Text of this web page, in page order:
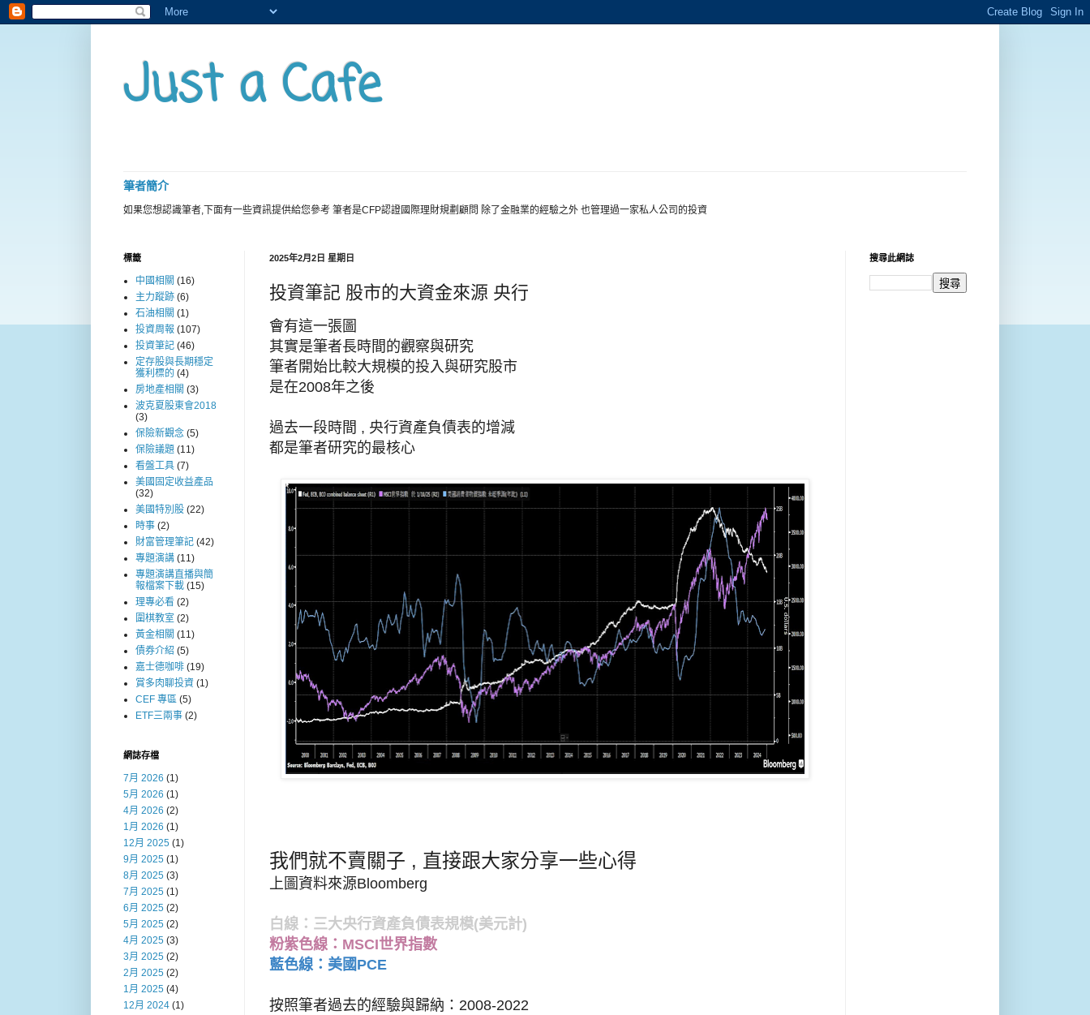
Just a Cafe
筆者簡介
如果您想認識筆者,下面有一些資訊提供給您參考 筆者是CFP認證國際理財規劃顧問 除了金融業的經驗之外 也管理過一家私人公司的投資
2025年2月2日 星期日
投資筆記 股市的大資金來源 央行
會有這一張圖
其實是筆者長時間的觀察與研究
筆者開始比較大規模的投入與研究股市
是在2008年之後
過去一段時間 , 央行資產負債表的增減
都是筆者研究的最核心
我們就不賣關子 , 直接跟大家分享一些心得
上圖資料來源Bloomberg
白線：三大央行資產負債表規模(美元計)
粉紫色線：MSCI世界指數
藍色線：美國PCE
按照筆者過去的經驗與歸納：2008-2022
標籤
中國相關 (16)
主力蹤跡 (6)
石油相關 (1)
投資周報 (107)
投資筆記 (46)
定存股與長期穩定
獲利標的 (4)
房地產相關 (3)
波克夏股東會2018
(3)
保險新觀念 (5)
保險議題 (11)
看盤工具 (7)
美國固定收益產品
(32)
美國特別股 (22)
時事 (2)
財富管理筆記 (42)
專題演講 (11)
專題演講直播與簡
報檔案下載 (15)
理專必看 (2)
圍棋教室 (2)
黃金相關 (11)
債券介紹 (5)
嘉士德咖啡 (19)
賞多肉聊投資 (1)
CEF 專區 (5)
ETF三兩事 (2)
網誌存檔
7月 2026 (1)
5月 2026 (1)
4月 2026 (2)
1月 2026 (1)
12月 2025 (1)
9月 2025 (1)
8月 2025 (3)
7月 2025 (1)
6月 2025 (2)
5月 2025 (2)
4月 2025 (3)
3月 2025 (2)
2月 2025 (2)
1月 2025 (4)
12月 2024 (1)
搜尋此網誌